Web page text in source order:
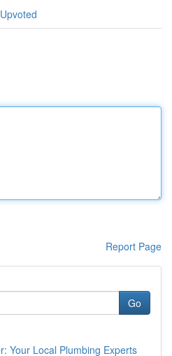
Report Page
Go
Your Local Plumbing Experts